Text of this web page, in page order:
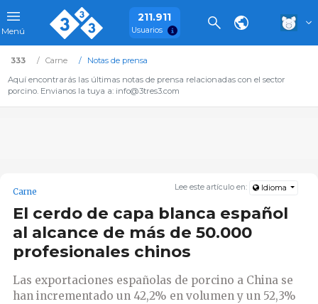
Menú
211.911
Usuarios
333 Carne
Notas de prensa
Aquí encontrarás las últimas notas de prensa relacionadas con el sector
porcino. Envianos la tuya a: info@3tres3.com
Lee este artículo en: Idioma
Carne
El cerdo de capa blanca español
al alcance de más de 50.000
profesionales chinos
Las exportaciones españolas de porcino a China se
han incrementado un 42,2% en volumen y un 52,3%